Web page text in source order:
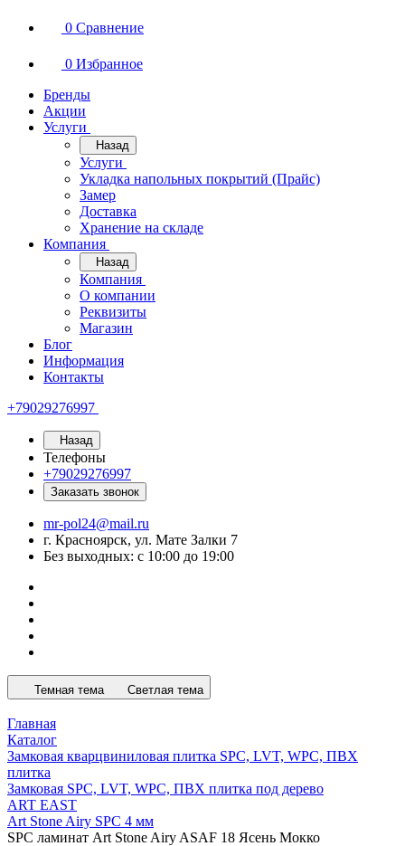
0 Сравнение
0 Избранное
Бренды
Акции
Услуги
Назад
Услуги
Укладка напольных покрытий (Прайс)
Замер
Доставка
Хранение на складе
Компания
Назад
Компания
О компании
Реквизиты
Магазин
Блог
Информация
Контакты
+79029276997
Назад
Телефоны
+79029276997
Заказать звонок
mr-pol24@mail.ru
г. Красноярск, ул. Мате Залки 7
Без выходных: с 10:00 до 19:00
Темная тема Светлая тема
Главная
Каталог
Замковая кварцвиниловая плитка SPC, LVT, WPC, ПВХ
плитка
Замковая SPC, LVT, WPC, ПВХ плитка под дерево
ART EAST
Art Stone Airy SPC 4 мм
SPC ламинат Art Stone Airy ASAF 18 Ясень Мокко